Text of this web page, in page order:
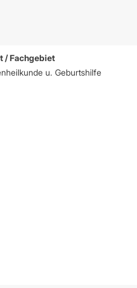
/ Fachgebiet
u. Geburtshilfe